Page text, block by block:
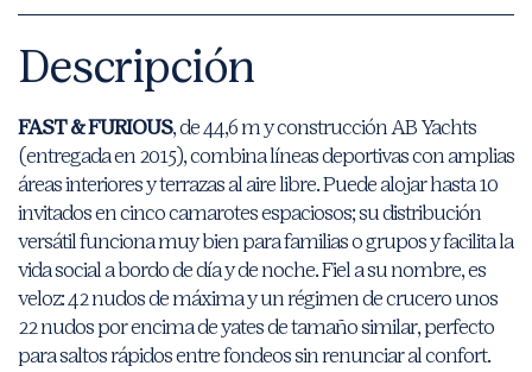
Descripción
FAST & FURIOUS, de 44,6 m y construcción AB Yachts
(entregada en 2015), combina líneas deportivas con amplias
áreas interiores y terrazas al aire libre. Puede alojar hasta 10
invitados en cinco camarotes espaciosos; su distribución
versátil funciona muy bien para familias o grupos y facilita la
vida social a bordo de día y de noche. Fiel a su nombre, es
veloz: 42 nudos de máxima y un régimen de crucero unos
22 nudos por encima de yates de tamaño similar, perfecto
para saltos rápidos entre fondeos sin renunciar al confort.